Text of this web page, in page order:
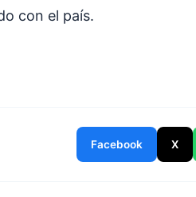
con el país.
Facebook X